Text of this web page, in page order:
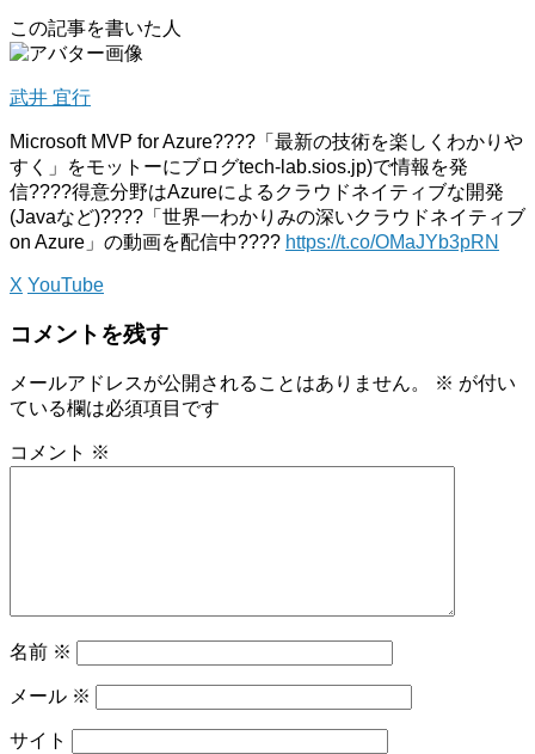
この記事を書いた人
武井 宜行
Microsoft MVP for Azure????「最新の技術を楽しくわかりや
すく」をモットーにブログtech-lab.sios.jp)で情報を発
信????得意分野はAzureによるクラウドネイティブな開発
(Javaなど)????「世界一わかりみの深いクラウドネイティブ
on Azure」の動画を配信中???? https://t.co/OMaJYb3pRN
X YouTube
コメントを残す
メールアドレスが公開されることはありません。 ※ が付い
ている欄は必須項目です
コメント ※
名前 ※
メール ※
サイト